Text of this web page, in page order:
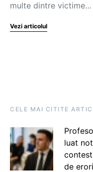
multe dintre victime…
Vezi articolul
CELE MAI CITITE
luat
de